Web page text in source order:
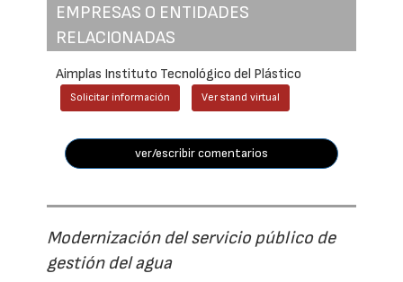
EMPRESAS O ENTIDADES
RELACIONADAS
Aimplas Instituto Tecnológico del Plástico
Solicitar información Ver stand virtual
ver/escribir comentarios
Modernización del servicio público de
gestión del agua